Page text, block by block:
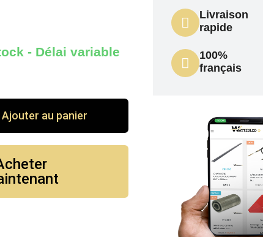
- Délai variable
Ajouter au panier
Livraison
rapide
100%
français